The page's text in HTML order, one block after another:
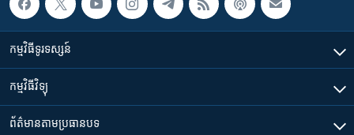
កម្មវិធី​ទូរទស្សន៍
កម្មវិធី​វិទ្យុ
ព័ត៌មាន​តាមប្រធានបទ​